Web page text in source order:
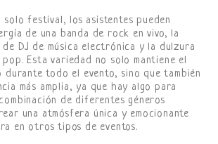
solo festival, los asistentes pueden
de una banda de rock en vivo, la
DJ de música electrónica y la dulzura
Esta variedad no solo mantiene el
durante todo el evento, sino que también
más amplia, ya que hay algo para
de diferentes géneros
una atmósfera única y emocionante
en otros tipos de eventos.